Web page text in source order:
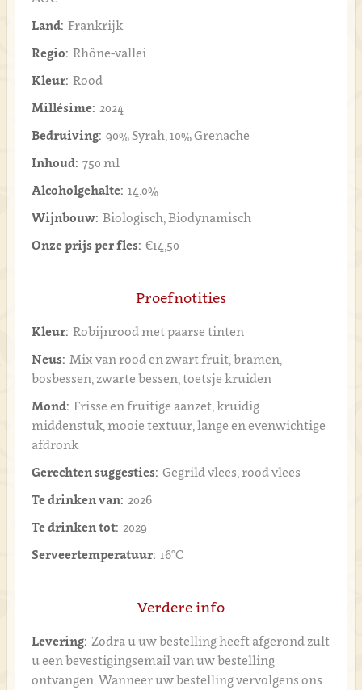
Land: Frankrijk
Regio: Rhône-vallei
Kleur: Rood
Millésime: 2024
Bedruiving: 90% Syrah, 10% Grenache
Inhoud: 750 ml
Alcoholgehalte: 14.0%
Wijnbouw: Biologisch, Biodynamisch
Onze prijs per fles: €14,50
Proefnotities
Kleur: Robijnrood met paarse tinten
Neus: Mix van rood en zwart fruit, bramen,
bosbessen, zwarte bessen, toetsje kruiden
Mond: Frisse en fruitige aanzet, kruidig ​​
middenstuk, mooie textuur, lange en evenwichtige
afdronk
Gerechten suggesties: Gegrild vlees, rood vlees
Te drinken van: 2026
Te drinken tot: 2029
Serveertemperatuur: 16°C
Verdere info
Levering: Zodra u uw bestelling heeft afgerond zult
u een bevestigingsemail van uw bestelling
ontvangen. Wanneer uw bestelling vervolgens ons